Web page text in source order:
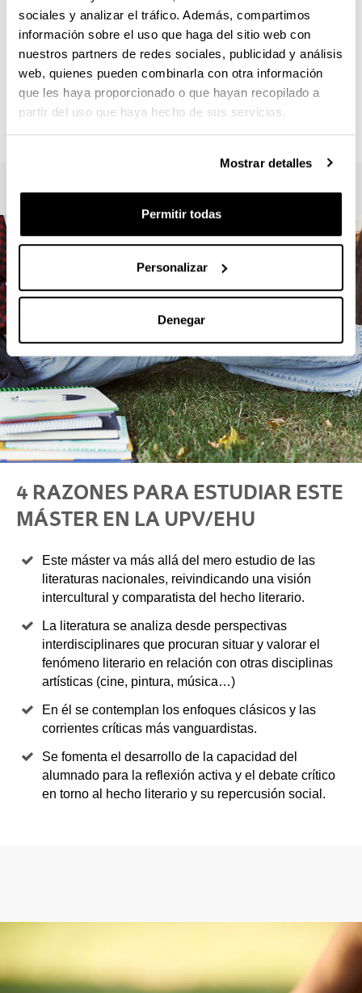
sociales y analizar el tráfico. Además, compartimos
información sobre el uso que haga del sitio web con
nuestros partners de redes sociales, publicidad y análisis
web, quienes pueden combinarla con otra información
que les haya proporcionado o que hayan recopilado a
partir del uso que haya hecho de sus servicios.
Mostrar detalles
Permitir todas
Personalizar
Denegar
Responsable del Máster :
VERBEKE , FREDERIK
frederik.verbeke@ehu.eus
Secretaría :
ANGULO, Iratxe
letrak.fak.masterrak@ehu.eus
4 RAZONES PARA ESTUDIAR ESTE
MÁSTER EN LA UPV/EHU
Este máster va más allá del mero estudio de las
literaturas nacionales, reivindicando una visión
intercultural y comparatista del hecho literario.
La literatura se analiza desde perspectivas
interdisciplinares que procuran situar y valorar el
fenómeno literario en relación con otras disciplinas
artísticas (cine, pintura, música…)
En él se contemplan los enfoques clásicos y las
corrientes críticas más vanguardistas.
Se fomenta el desarrollo de la capacidad del
alumnado para la reflexión activa y el debate crítico
en torno al hecho literario y su repercusión social.